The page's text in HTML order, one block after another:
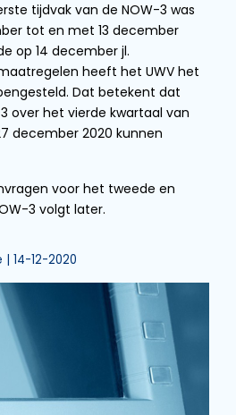
tijdvak van de NOW-3 was
tot en met 13 december
op 14 december jl.
heeft het UWV het
Dat betekent dat
over het vierde kwartaal van
december 2020 kunnen
voor het tweede en
3 volgt later.
14-12-2020